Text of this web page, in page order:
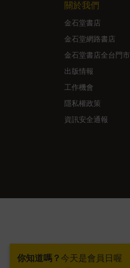
關於我們
金石堂書店
金石堂網路書店
金石堂書店全台門市
出版情報
工作機會
隱私權政策
資訊安全通報
你知道嗎？ 今天是會員日喔